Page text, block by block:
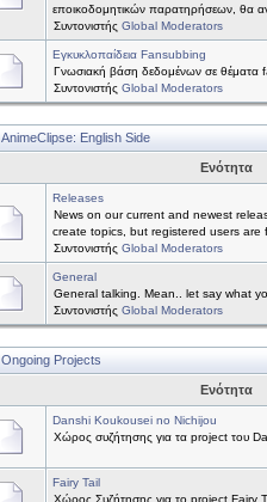
εποικοδομητικών παρατηρήσεων, θα
Συντονιστής Global Moderators
Εγκυκλοπαίδεια Fansubbing
Γνωσιακή βάση δεδομένων σε θέματα
Συντονιστής Global Moderators
AnimeClipse: English Side
Ενότητα
Releases
News on our current and newest
create topics, but registered users are
Συντονιστής Global Moderators
General
General talking. Mean.. let say what
Συντονιστής Global Moderators
Ongoing Projects
Ενότητα
Danshi Koukousei no Nichijou
Χώρος συζήτησης για τα project του
Fairy Tail
Χώρος Συζήτησης για το project Fairy